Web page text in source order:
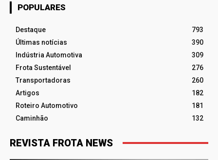
POPULARES
Destaque
793
Últimas notícias
390
Indústria Automotiva
309
Frota Sustentável
276
Transportadoras
260
Artigos
182
Roteiro Automotivo
181
Caminhão
132
REVISTA FROTA NEWS